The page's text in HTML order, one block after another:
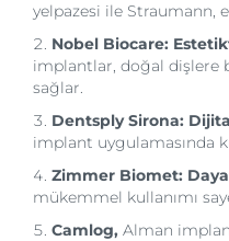
yelpazesi ile Straumann,
Nobel Biocare:
implantlar, doğal dişlere
sağlar.
Dentsply Sirona:
implant uygulamasında
Zimmer Biomet:
mükemmel kullanımı
Camlog, Alman